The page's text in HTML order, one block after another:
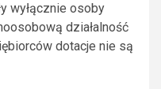
wyłącznie osoby
działalność
dotacje nie są